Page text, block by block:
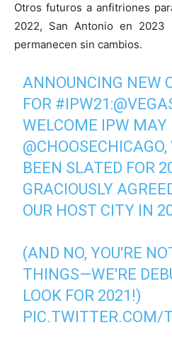
Otros futuros a anfitriones
2022, San Antonio en
permanecen sin cambios.
ANNOUNCING NEW
FOR #IPW21 :
WELCOME IPW MAY
@CHOOSECHICAGO,
BEEN SLATED FOR
GRACIOUSLY
OUR HOST CITY IN
(AND NO, YOU'RE
THINGS—WE'RE
LOOK FOR 2021!)
PIC.TWITTER.COM/